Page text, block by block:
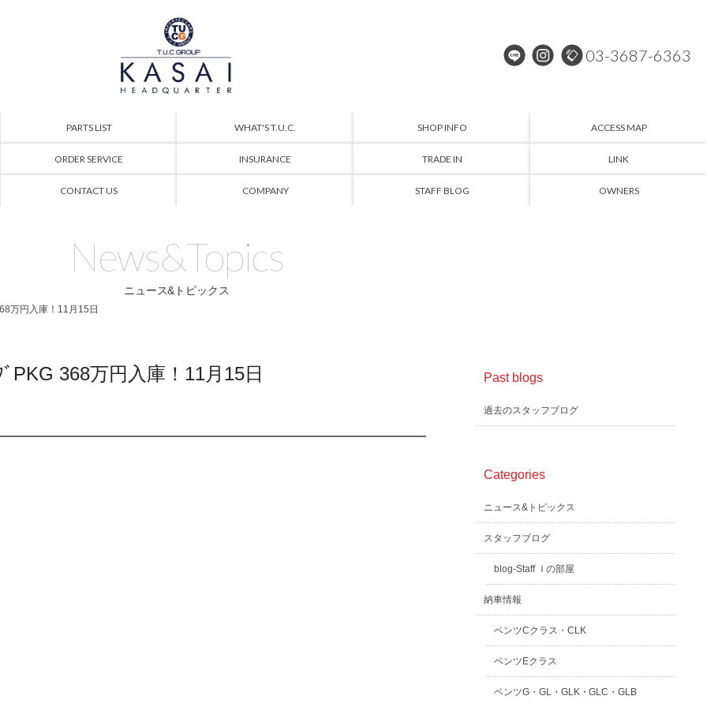
03-3687-6363
PARTS LIST WHAT'S T.U.C. SHOP INFO ACCESS MAP
ORDER SERVICE INSURANCE TRADE IN LINK
CONTACT US COMPANY STAFF BLOG OWNERS
News&Topics
ニュース&トピックス
万円入庫！11月15日
ﾞPKG 368万円入庫！11月15日 Past blogs
過去のスタッフブログ
Categories
ニュース&トピックス
スタッフブログ
blog-Staff Ｉの部屋
納車情報
ベンツCクラス・CLK
ベンツEクラス
ベンツG・GL・GLK・GLC・GLB